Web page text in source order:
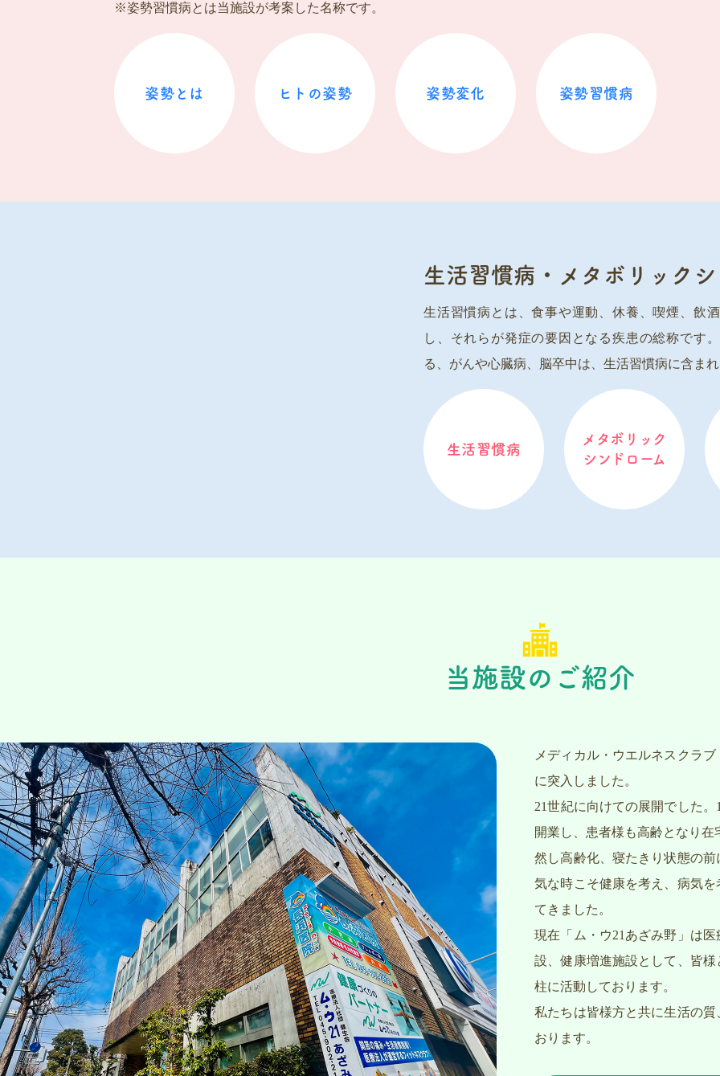
※姿勢習慣病とは当施設が考案した名称です。
姿勢とは ヒトの姿勢 姿勢変化 姿勢習慣病
生活習慣病・メタボリックシ
生活習慣病とは、食事や運動、休養、喫煙、飲
し、それらが発症の要因となる疾患の総称です
る、がんや心臓病、脳卒中は、生活習慣病に含まれ
生活習慣病
メタボリック
シンドローム
当施設のご紹介
メディカル・ウエルネスクラ
に突入しました。
21世紀に向けての展開でした
開業し、患者様も高齢となり在
然し高齢化、寝たきり状態の
気な時こそ健康を考え、病気
てきました。
現在「ム・ウ21あざみ野」は
設、健康増進施設として、皆
柱に活動しております。
私たちは皆様方と共に生活の
おります。